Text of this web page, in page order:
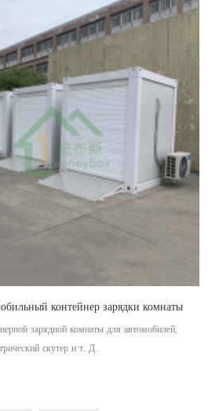
контейнер зарядки комнаты
зарядной комнаты для автомобилей,
скутер и т. Д.